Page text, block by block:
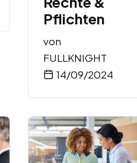
Pflichten
von
FULLKNIGHT
14/09/2024